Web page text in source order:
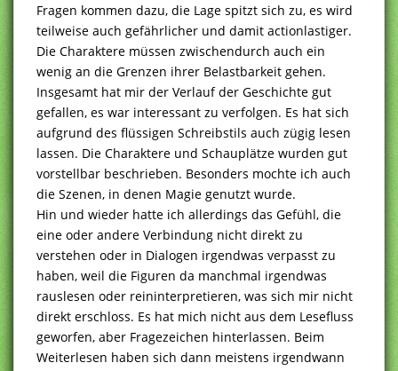
Fragen kommen dazu, die Lage spitzt sich zu, es wird
teilweise auch gefährlicher und damit actionlastiger.
Die Charaktere müssen zwischendurch auch ein
wenig an die Grenzen ihrer Belastbarkeit gehen.
Insgesamt hat mir der Verlauf der Geschichte gut
gefallen, es war interessant zu verfolgen. Es hat sich
aufgrund des flüssigen Schreibstils auch zügig lesen
lassen. Die Charaktere und Schauplätze wurden gut
vorstellbar beschrieben. Besonders mochte ich auch
die Szenen, in denen Magie genutzt wurde.
Hin und wieder hatte ich allerdings das Gefühl, die
eine oder andere Verbindung nicht direkt zu
verstehen oder in Dialogen irgendwas verpasst zu
haben, weil die Figuren da manchmal irgendwas
rauslesen oder reininterpretieren, was sich mir nicht
direkt erschloss. Es hat mich nicht aus dem Lesefluss
geworfen, aber Fragezeichen hinterlassen. Beim
Weiterlesen haben sich dann meistens irgendwann